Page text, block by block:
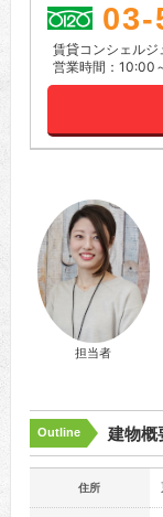
03-
賃貸コンシェルジ
営業時間：10:00
担当者
Outline 建物概
住所